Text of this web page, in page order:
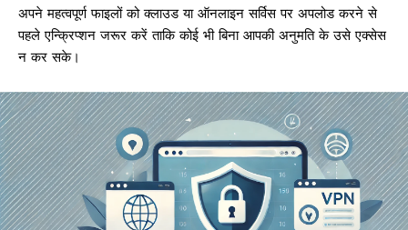
अपने महत्वपूर्ण फाइलों को क्लाउड या ऑनलाइन सर्विस पर अपलोड करने से
पहले एन्क्रिप्शन जरूर करें ताकि कोई भी बिना आपकी अनुमति के उसे एक्सेस
न कर सके।